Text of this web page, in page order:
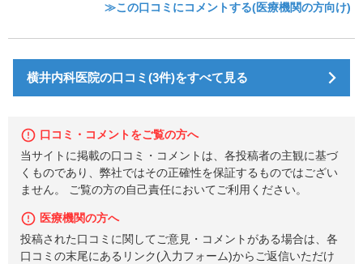
≫この口コミにコメントする(医療機関の方向け)
横井内科医院の口コミ(3件)をすべて見る
口コミ・コメントをご覧の方へ
当サイトに掲載の口コミ・コメントは、各投稿者の主観に基づ
くものであり、弊社ではその正確性を保証するものではござい
ません。 ご覧の方の自己責任においてご利用ください。
医療機関の方へ
投稿された口コミに関してご意見・コメントがある場合は、各
口コミの末尾にあるリンク(入力フォーム)からご返信いただけ